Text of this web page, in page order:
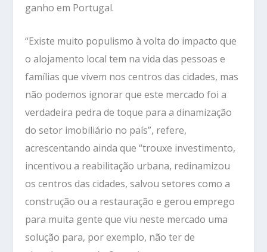
ganho em Portugal.
“Existe muito populismo à volta do impacto que
o alojamento local tem na vida das pessoas e
famílias que vivem nos centros das cidades, mas
não podemos ignorar que este mercado foi a
verdadeira pedra de toque para a dinamização
do setor imobiliário no país”, refere,
acrescentando ainda que “trouxe investimento,
incentivou a reabilitação urbana, redinamizou
os centros das cidades, salvou setores como a
construção ou a restauração e gerou emprego
para muita gente que viu neste mercado uma
solução para, por exemplo, não ter de